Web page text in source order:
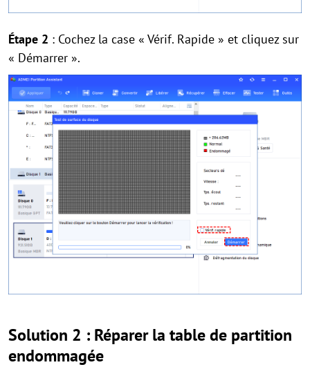
Étape 2 : Cochez la case « Vérif. Rapide » et cliquez sur
« Démarrer ».
Solution 2 : Réparer la table de partition
endommagée